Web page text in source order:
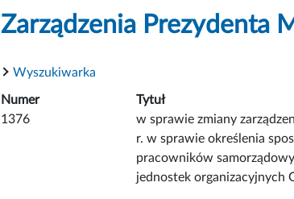
Zarządzenia Prezydenta
Wyszukiwarka
Numer Tytuł
1376
w sprawie zmiany
r. w sprawie określenia
pracowników
jednostek organizacyjnych